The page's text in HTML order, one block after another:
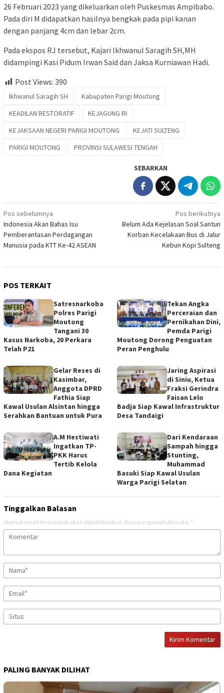
26 Februari 2023 yang dikeluarkan oleh Puskesmas Ampibabo.
Pada diri M didapatkan hasilnya bengkak pada pipi kanan
dengan panjang 4cm dan lebar 2cm.
Pada ekspos RJ tersebut, Kajari Ikhwanul Saragih SH,MH
didampingi Kasi Pidum Irwan Said dan Jaksa Kurniawan Hadi.
Post Views: 390
Ikhwanul Saragih SH
Kabupaten Parigi Moutong
KEADILAN RESTORATIF
KEJAGUNG RI
KEJAKSAAN NEGERI PARIGI MOUTONG
KEJATI SULTENG
PARIGI MOUTONG
PROVINSI SULAWESI TENGAH
SEBARKAN
Navigasi
pos
Pos sebelumnya
Indonesia Akan Bahas Isu
Pemberantasan Perdagangan
Manusia pada KTT Ke-42 ASEAN
Pos berikutnya
Belum Ada Kejelasan Soal Santun
Korban Kecelakaan Bus di Jalur
Kebun Kopi Sulteng
POS TERKAIT
Satresnarkoba
Polres Parigi
Moutong
Tangani 30
Kasus Narkoba, 20 Perkara
Telah P21
Tekan Angka
Perceraian dan
Pernikahan Dini,
Pemda Parigi
Moutong Dorong Penguatan
Peran Penghulu
Gelar Reses di
Kasimbar,
Anggota DPRD
Fathia Siap
Kawal Usulan Alsintan hingga
Serahkan Bantuan untuk Pura
Jaring Aspirasi
di Siniu, Ketua
Fraksi Gerindra
Faisan Lelo
Badja Siap Kawal Infrastruktur
Desa Tandaigi
A.M Hestiwati
Ingatkan TP-
PKK Harus
Tertib Kelola
Dana Kegiatan
Dari Kendaraan
Sampah hingga
Stunting,
Muhammad
Basuki Siap Kawal Usulan
Warga Parigi Selatan
Tinggalkan Balasan
Alamat email Anda tidak akan dipublikasikan. Ruas yang wajib ditandai *
PALING BANYAK DILIHAT